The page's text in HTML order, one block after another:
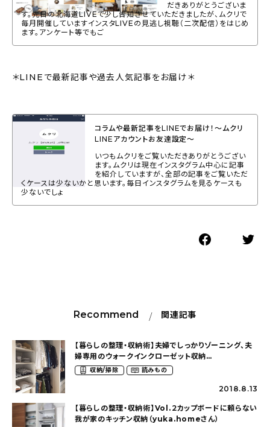
だきありがとうございま
す。先日の北海道LIVEで少し告知させていただきましたが、ムクリで
毎月開催していますインスタLIVEの見逃し視聴（二次配信）をはじめ
ます。アンケート等でもご
＊LINEで最新記事や過去人気記事をお届け＊
コラムや最新記事をLINEでお届け！〜ムクリ
LINEアカウントお友達設定〜
いつもムクリをご覧いただきありがとうござい
ます。ムクリは現在インスタグラム中心に記事
を紹介していますが、全部の記事をご覧いただ
くケースは少ないかと思います。毎日インスタグラムを見るケースも
少ないでしょ
Recommend 関連記事
【暮らしの整理・収納術】夫婦でしっかりゾーニング、夫
婦専用のウォークインクローゼット収納
（yuka.homeさん）
収納/掃除 読みもの
2018.8.13
【暮らしの整理・収納術】Vol.２カップボードに頼らない
我が家のキッチン収納（yuka.homeさん）